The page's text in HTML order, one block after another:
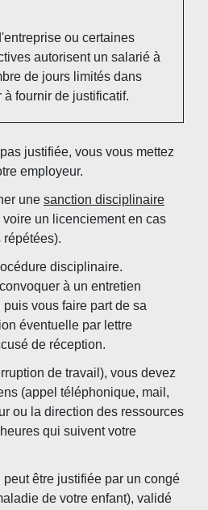
ou certaines
autorisent un salarié à
de jours limités dans
à fournir de justificatif.
justifiée, vous vous mettez
employeur.
une sanction disciplinaire
un licenciement en cas
disciplinaire.
à un entretien
vous faire part de sa
éventuelle par lettre
de réception.
de travail), vous devez
(appel téléphonique, mail,
ou la direction des ressources
qui suivent votre
être justifiée par un congé
de votre enfant), validé